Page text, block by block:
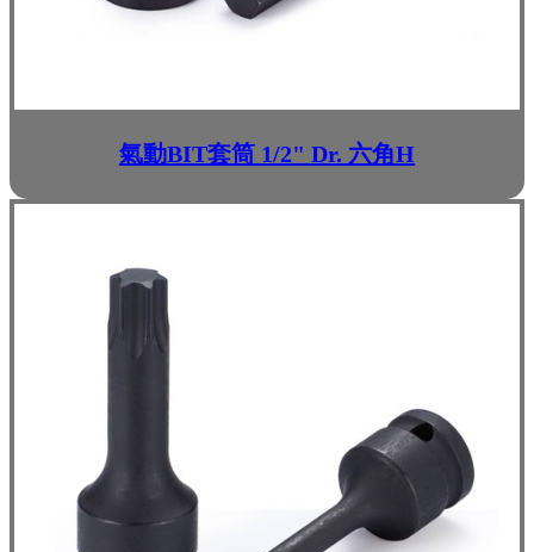
氣動BIT套筒 1/2" Dr. 六角H